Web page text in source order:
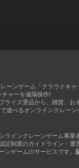
ーンゲーム「クラウドキ
ャーを遠隔操作!
ライズ景品から、雑貨、お
遊べるオンラインクレー
ラインクレーンゲーム事業
証制度のガイドライン・運
ンゲームのサービスです。